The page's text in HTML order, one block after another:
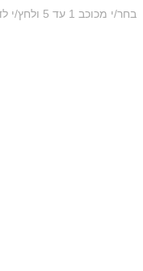
בחר/י מכוכב 1 עד 5 ולחץ/י לדרג